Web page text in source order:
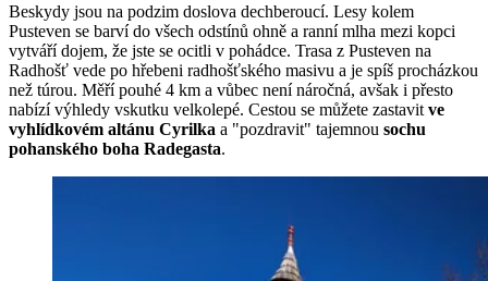
Beskydy jsou na podzim doslova dechberoucí. Lesy kolem
Pusteven se barví do všech odstínů ohně a ranní mlha mezi kopci
vytváří dojem, že jste se ocitli v pohádce. Trasa z Pusteven na
Radhošť vede po hřebeni radhošťského masivu a je spíš procházkou
než túrou. Měří pouhé 4 km a vůbec není náročná, avšak i přesto
nabízí výhledy vskutku velkolepé. Cestou se můžete zastavit ve
vyhlídkovém altánu Cyrilka a "pozdravit" tajemnou sochu
pohanského boha Radegasta.